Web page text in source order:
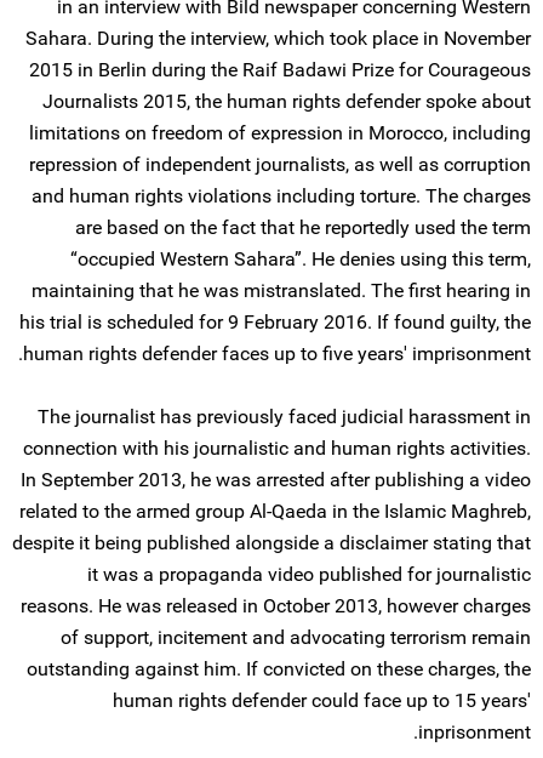
in an interview with Bild newspaper concerning Western
Sahara. During the interview, which took place in November
2015 in Berlin during the Raif Badawi Prize for Courageous
Journalists 2015, the human rights defender spoke about
limitations on freedom of expression in Morocco, including
repression of independent journalists, as well as corruption
and human rights violations including torture. The charges
are based on the fact that he reportedly used the term
“occupied Western Sahara”. He denies using this term,
maintaining that he was mistranslated. The first hearing in
his trial is scheduled for 9 February 2016. If found guilty, the
human rights defender faces up to five years' imprisonment.
The journalist has previously faced judicial harassment in
connection with his journalistic and human rights activities.
In September 2013, he was arrested after publishing a video
related to the armed group Al-Qaeda in the Islamic Maghreb,
despite it being published alongside a disclaimer stating that
it was a propaganda video published for journalistic
reasons. He was released in October 2013, however charges
of support, incitement and advocating terrorism remain
outstanding against him. If convicted on these charges, the
human rights defender could face up to 15 years'
inprisonment.